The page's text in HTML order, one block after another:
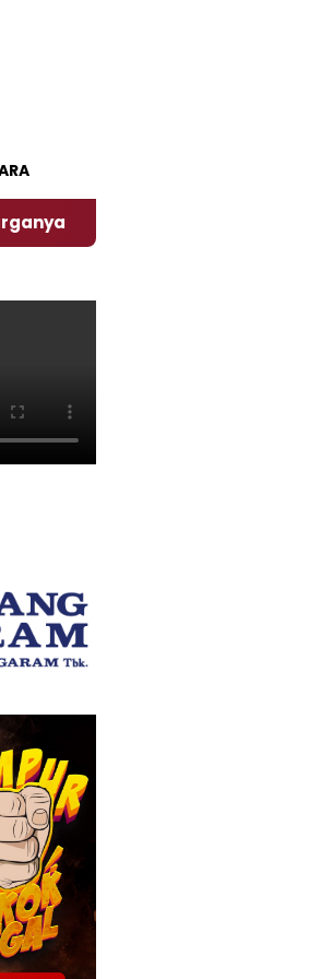
‎Nasirun Maestro Lukis